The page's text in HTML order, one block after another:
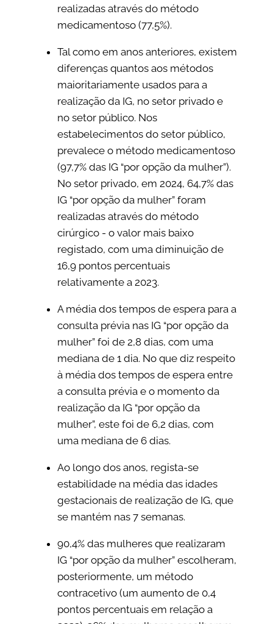
realizadas através do método
medicamentoso (77,5%).
Tal como em anos anteriores, existem
diferenças quantos aos métodos
maioritariamente usados para a
realização da IG, no setor privado e
no setor público. Nos
estabelecimentos do setor público,
prevalece o método medicamentoso
(97,7% das IG “por opção da mulher”).
No setor privado, em 2024, 64,7% das
IG “por opção da mulher” foram
realizadas através do método
cirúrgico - o valor mais baixo
registado, com uma diminuição de
16,9 pontos percentuais
relativamente a 2023.
A média dos tempos de espera para a
consulta prévia nas IG “por opção da
mulher” foi de 2,8 dias, com uma
mediana de 1 dia. No que diz respeito
à média dos tempos de espera entre
a consulta prévia e o momento da
realização da IG “por opção da
mulher”, este foi de 6,2 dias, com
uma mediana de 6 dias.
Ao longo dos anos, regista-se
estabilidade na média das idades
gestacionais de realização de IG, que
se mantém nas 7 semanas.
90,4% das mulheres que realizaram
IG “por opção da mulher” escolheram,
posteriormente, um método
contracetivo (um aumento de 0,4
pontos percentuais em relação a